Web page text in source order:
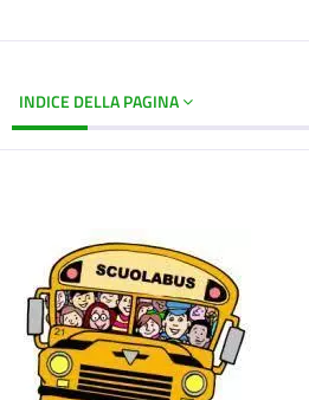
INDICE DELLA PAGINA